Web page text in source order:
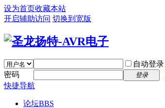
设为首页收藏本站
开启辅助访问 切换到宽版
自动登录
密码
登录
快捷导航
论坛BBS